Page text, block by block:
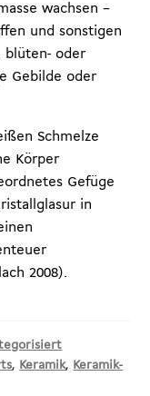
wachsen –
und sonstigen
blüten- oder
Gebilde oder
Schmelze
Körper
Gefüge
in
2008).
, Keramik, Keramik-